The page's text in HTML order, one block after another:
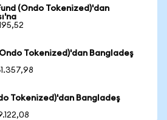
(Ondo Tokenized)'dan
Tokenized)'dan Bangladeş
Tokenized)'dan Bangladeş